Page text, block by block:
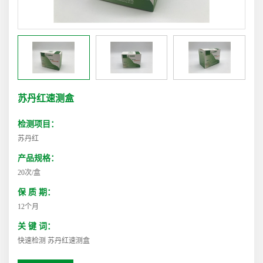
苏丹红速测盒
检测项目：
苏丹红
产品规格：
20次/盒
保 质 期：
12个月
关 键 词：
快速检测 苏丹红速测盒